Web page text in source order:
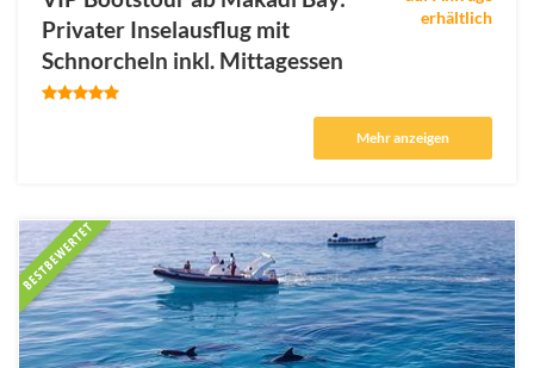
Privater Inselausflug mit
Schnorcheln inkl. Mittagessen
erhältlich
Mehr anzeigen